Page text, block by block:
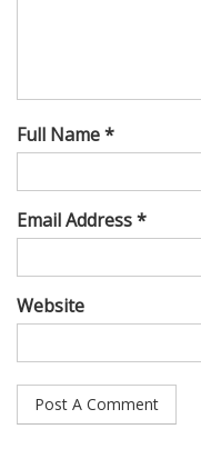
Full Name *
Email Address *
Website